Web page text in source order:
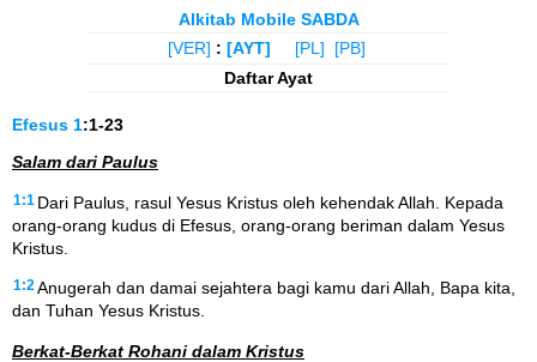
Alkitab Mobile SABDA
[VER] : [AYT] [PL]
[PB]
Daftar Ayat
Efesus 1:1-23
Salam dari Paulus
1:1 Dari Paulus, rasul Yesus Kristus oleh kehendak Allah. Kepada
orang-orang kudus di Efesus, orang-orang beriman dalam Yesus
Kristus.
1:2 Anugerah dan damai sejahtera bagi kamu dari Allah, Bapa kita,
dan Tuhan Yesus Kristus.
Berkat-Berkat Rohani dalam Kristus